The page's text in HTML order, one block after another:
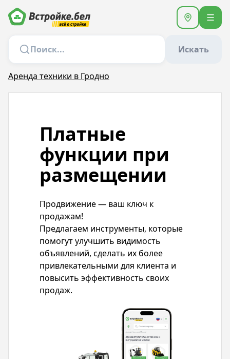
Искать
Аренда техники в Гродно
Платные
функции при
размещении
Продвижение — ваш ключ к
продажам!
Предлагаем инструменты, которые
помогут улучшить видимость
объявлений, сделать их более
привлекательными для клиента и
повысить эффективность своих
продаж.